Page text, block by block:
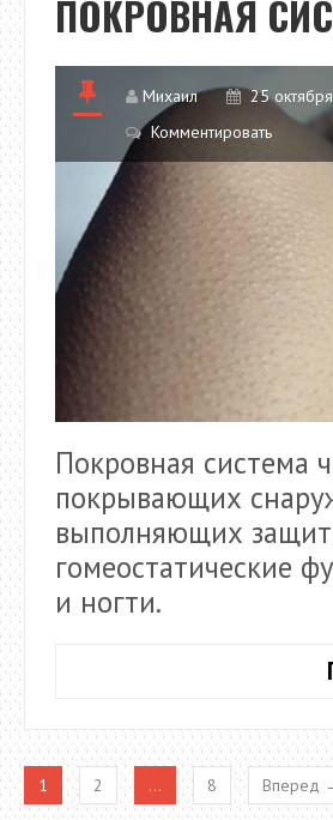
ПОКРОВНАЯ
Михаил 25
Комментировать
Покровная система
покрывающих
выполняющих
гомеостатические
и ногти.
1 2 … 8 Вперед